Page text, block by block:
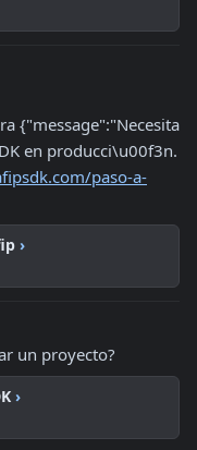
{"message":"Necesita
en producci\u00f3n.
paso-a-
›
un proyecto?
›